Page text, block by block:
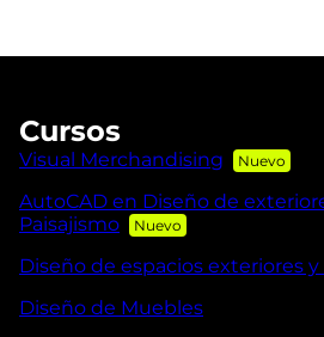
Cursos
Visual Merchandising
AutoCAD en Diseño de
Paisajismo
Diseño de espacios exteriores
Diseño de Muebles